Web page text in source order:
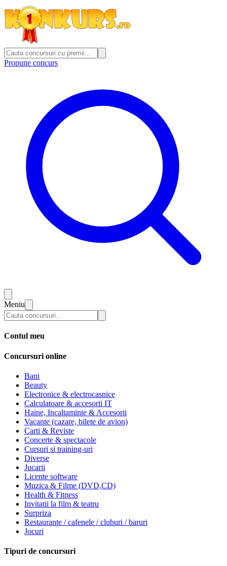
Propune concurs
Meniu
Contul meu
Concursuri online
Bani
Beauty
Electronice & electrocasnice
Calculatoare & accesorii IT
Haine, Incaltaminte & Accesorii
Vacante (cazare, bilete de avion)
Carti & Reviste
Concerte & spectacole
Cursuri si training-uri
Diverse
Jucarii
Licente software
Muzica & Filme (DVD,CD)
Health & Fitness
Invitatii la film & teatru
Surpriza
Restaurante / cafenele / cluburi / baruri
Jocuri
Tipuri de concursuri